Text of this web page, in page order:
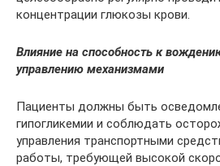
концентрации глюкозы крови.
Влияние на способность к
управлению механизмами
Пациенты должны быть
гипогликемии и соблюдать
управления транспортными
работы, требующей высокой